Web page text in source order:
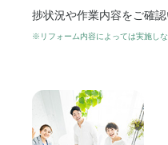
捗状況や作業内容をご確認
※リフォーム内容によっては実施しな